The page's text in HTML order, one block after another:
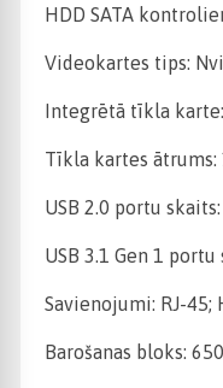
HDD SATA
Videokartes tips:
Integrētā tīkla
Tīkla kartes
USB 2.0 portu skaits:
USB 3.1 Gen 1 portu
Savienojumi: RJ-
Barošanas bloks: